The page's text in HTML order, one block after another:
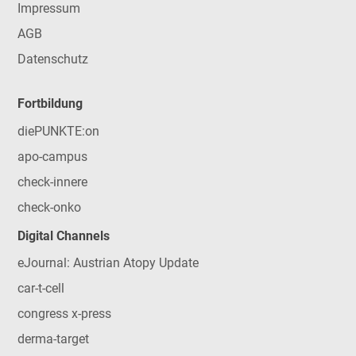
Impressum
AGB
Datenschutz
Fortbildung
diePUNKTE:on
apo-campus
check-innere
check-onko
Digital Channels
eJournal: Austrian Atopy Update
car-t-cell
congress x-press
derma-target